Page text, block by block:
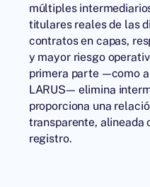
múltiples
titulares reales de las
contratos en capas,
y mayor riesgo
primera parte —como
LARUS— elimina
proporciona una
transparente, alineada
registro.